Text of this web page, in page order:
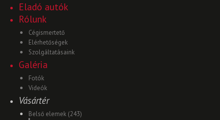
Eladó autók
Rólunk
Cégismertető
Elérhetőségek
Szolgáltatásaink
Galéria
Fotók
Videók
Vásártér
Belső elemek (243)